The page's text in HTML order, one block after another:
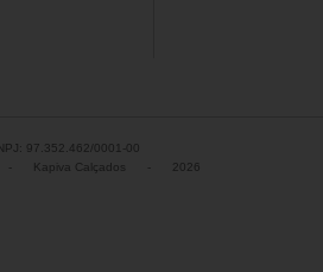
97.352.462/0001-00
Kapiva Calçados - 2026